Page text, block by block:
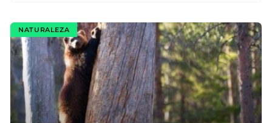
NATURALEZA